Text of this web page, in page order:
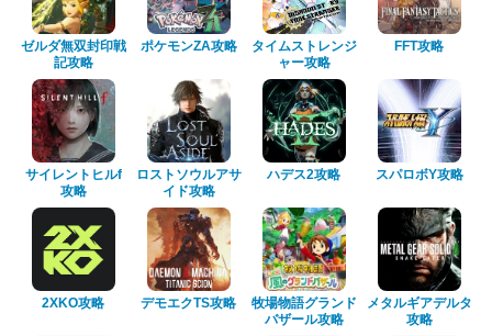
ゼルダ無双封印戦
記攻略
ポケモンZA攻略
タイムストレンジ
ャー攻略
FFT攻略
サイレントヒルf
攻略
ロストソウルアサ
イド攻略
ハデス2攻略 スパロボY攻略
2XKO攻略 デモエクTS攻略
牧場物語グランド
バザール攻略
メタルギアデルタ
攻略